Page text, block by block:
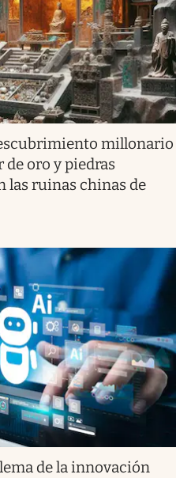
millonario
oro y piedras
las ruinas chinas de
de la innovación